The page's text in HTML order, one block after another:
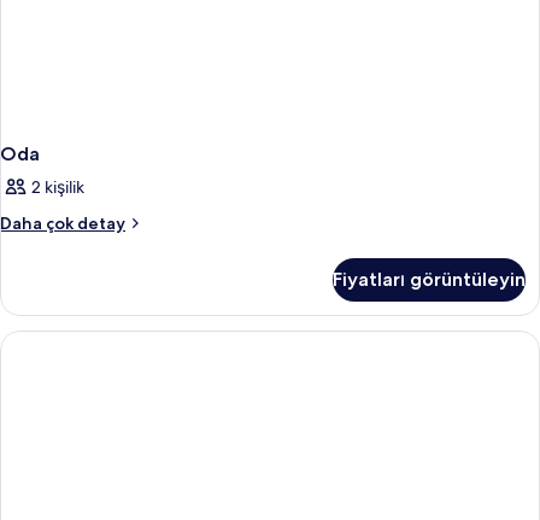
Oda
2 kişilik
Daha çok detay
Oda
detay
Fiyatları görüntüleyin